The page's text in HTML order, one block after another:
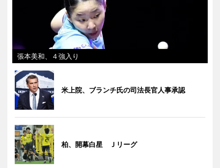
張本美和、４強入り
米上院、ブランチ氏の司法長官人事承認
柏、開幕白星 Ｊリーグ